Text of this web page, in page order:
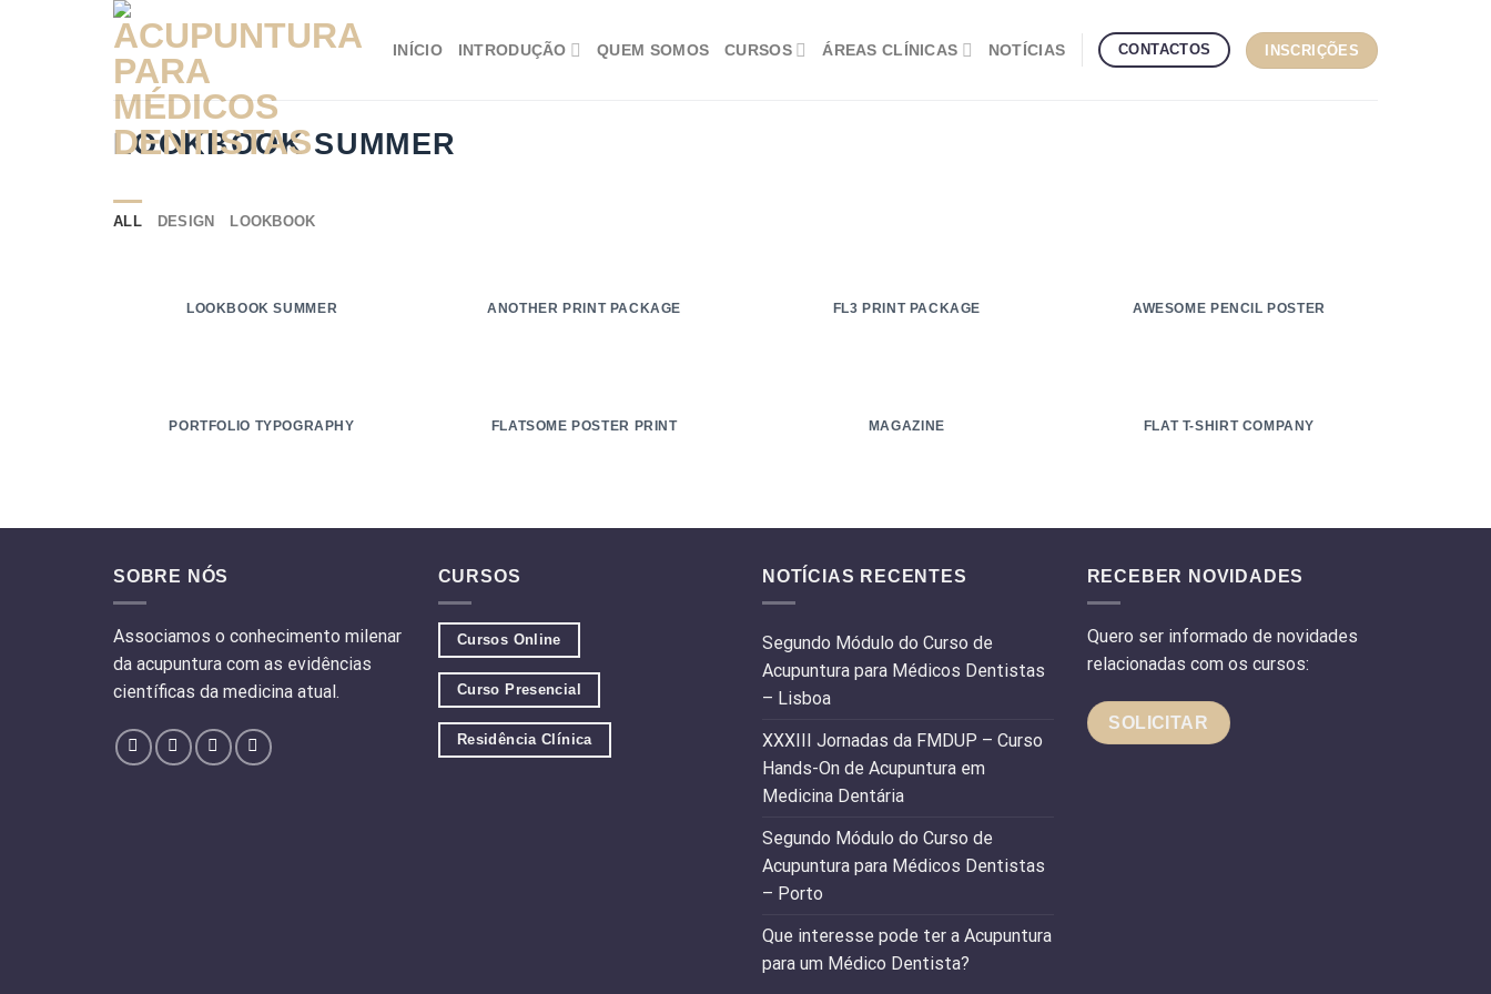
INÍCIO INTRODUÇÃO QUEM SOMOS CURSOS ÁREAS CLÍNICAS NOTÍCIAS CONTACTOS INSCRIÇÕES
LOOKBOOK SUMMER
ALL DESIGN LOOKBOOK
LOOKBOOK SUMMER ANOTHER PRINT PACKAGE FL3 PRINT PACKAGE AWESOME PENCIL POSTER
PORTFOLIO TYPOGRAPHY FLATSOME POSTER PRINT MAGAZINE FLAT T-SHIRT COMPANY
SOBRE NÓS
Associamos o conhecimento milenar
da acupuntura com as evidências
científicas da medicina atual.
CURSOS
Cursos Online
Curso Presencial
Residência Clínica
NOTÍCIAS RECENTES
Segundo Módulo do Curso de
Acupuntura para Médicos Dentistas
– Lisboa
XXXIII Jornadas da FMDUP – Curso
Hands-On de Acupuntura em
Medicina Dentária
Segundo Módulo do Curso de
Acupuntura para Médicos Dentistas
– Porto
Que interesse pode ter a Acupuntura
para um Médico Dentista?
RECEBER NOVIDADES
Quero ser informado de novidades
relacionadas com os cursos:
SOLICITAR